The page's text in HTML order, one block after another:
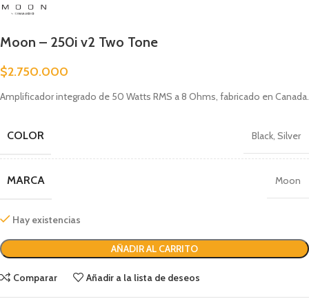
Moon – 250i v2 Two Tone
$2.750.000
Amplificador integrado de 50 Watts RMS a 8 Ohms, fabricado en Canada.
COLOR Black, Silver
MARCA Moon
Hay existencias
AÑADIR AL CARRITO
Comparar Añadir a la lista de deseos